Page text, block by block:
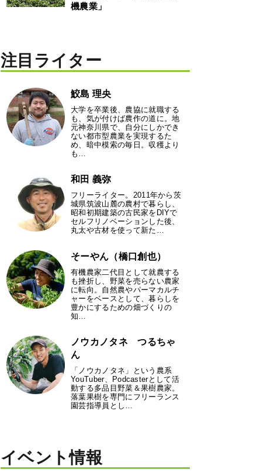
機農業」
注目ライター
鮫島 理央
大学を卒業後、農協に就職する
も、気が付けば農作の道に。地
元神奈川県で、自分にしかでき
ない都市型農業を実現するた
め、暗中模索の毎日。収穫より
も…
和田 義弥
フリーライター。2011年から茨
城県筑波山麓の農村で暮らし、
昭和初期建築の古民家をDIYで
セルフリノベーションした後、
丸太や古材を使って新た…
そーやん（橋口創也）
有機農家二代目として就農する
も挫折し、野菜を売らない農家
に転向。自然農やパーマカルチ
ャーをベースとして、暮らしを
豊かにするための畑づくりの
知…
ノウカノタネ つるちゃ
ん
「ノウカノタネ」という農系
YouTuber、Podcasterとして活
動する多品目野菜＆果樹農家。
落葉果樹を専門にフリーランス
園芸指導員とし…
イベント情報